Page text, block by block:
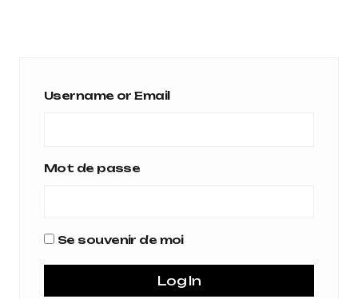
Username or Email
Mot de passe
Se souvenir de moi